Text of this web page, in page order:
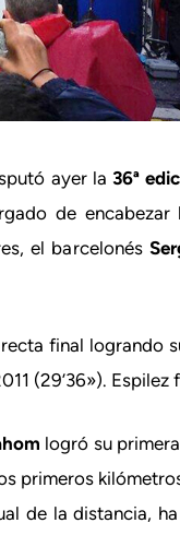
ayer la 36ª
de
el barcelonés
final
(29’36»).
logró su
primeros
de la distancia,